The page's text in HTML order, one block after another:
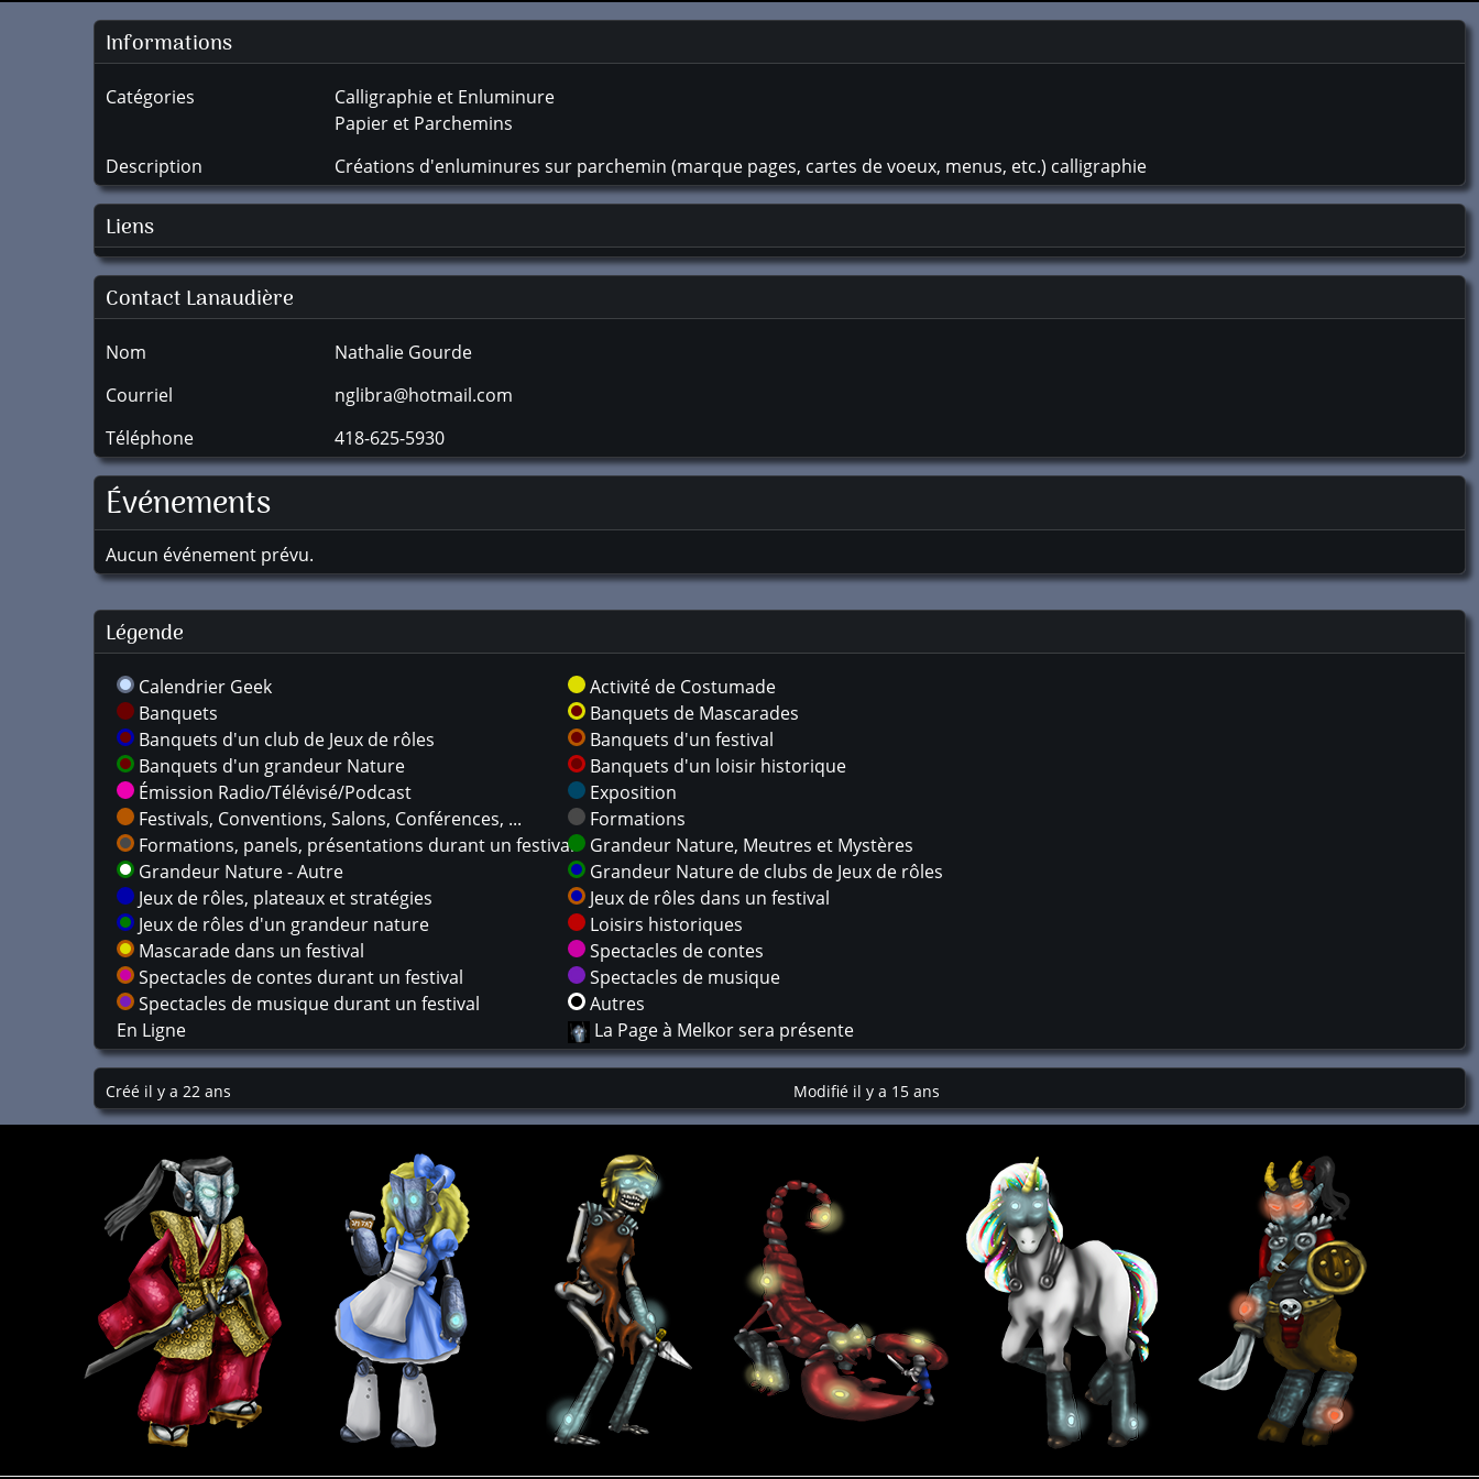
Informations
Catégories
Calligraphie et Enluminure
Papier et Parchemins
Description
Créations d'enluminures sur parchemin (marque pages, cartes de voeux, menus, etc.) calligraphie
Liens
Contact Lanaudière
Nom
Nathalie Gourde
Courriel
nglibra@hotmail.com
Téléphone
418-625-5930
Événements
Aucun événement prévu.
Légende
Calendrier Geek
Activité de Costumade
Banquets
Banquets de Mascarades
Banquets d'un club de Jeux de rôles
Banquets d'un festival
Banquets d'un grandeur Nature
Banquets d'un loisir historique
Émission Radio/Télévisé/Podcast
Exposition
Festivals, Conventions, Salons, Conférences, ...
Formations
Formations, panels, présentations durant un festival
Grandeur Nature, Meutres et Mystères
Grandeur Nature - Autre
Grandeur Nature de clubs de Jeux de rôles
Jeux de rôles, plateaux et stratégies
Jeux de rôles dans un festival
Jeux de rôles d'un grandeur nature
Loisirs historiques
Mascarade dans un festival
Spectacles de contes
Spectacles de contes durant un festival
Spectacles de musique
Spectacles de musique durant un festival
Autres
En Ligne
La Page à Melkor sera présente
Créé il y a 22 ans Modifié il y a 15 ans